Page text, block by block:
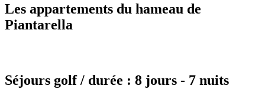
Les appartements du hameau de
Piantarella
Séjours golf / durée : 8 jours - 7 nuits